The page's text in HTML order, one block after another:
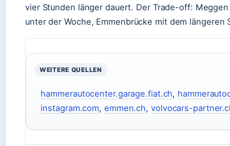
vier Stunden länger dauert. Der Trade-off:
unter der Woche, Emmenbrücke mit dem längeren
WEITERE QUELLEN
hammerautocenter.garage.fiat.ch,
instagram.com, emmen.ch, volvocars-